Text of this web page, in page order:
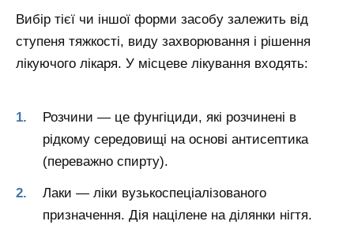
Вибір тієї чи іншої форми засобу залежить від
ступеня тяжкості, виду захворювання і рішення
лікуючого лікаря. У місцеве лікування входять:
Розчини — це фунгіциди, які розчинені в
рідкому середовищі на основі антисептика
(переважно спирту).
Лаки — ліки вузькоспеціалізованого
призначення. Дія націлене на ділянки нігтя.